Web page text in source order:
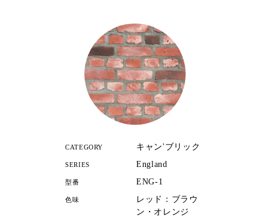
CATEGORY キャン'ブリック
SERIES England
型番 ENG-1
色味
レッド：ブラウ
ン・オレンジ